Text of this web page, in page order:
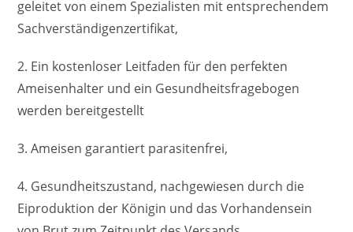
geleitet von einem Spezialisten mit entsprechendem
Sachverständigenzertifikat,
2. Ein kostenloser Leitfaden für den perfekten
Ameisenhalter und ein Gesundheitsfragebogen
werden bereitgestellt
3. Ameisen garantiert parasitenfrei,
4. Gesundheitszustand, nachgewiesen durch die
Eiproduktion der Königin und das Vorhandensein